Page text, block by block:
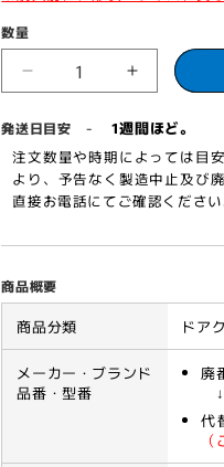
価
格
数量
カ
ナ・
ダ
イ
ハ
デ
ィ
ー
ゼ
ル
ニ
カ
ナ・
ダ
イ
ハ
ー
ゼ
発送日目安 - 1週間ほど。
注文数量や時期によっては目
より、予告なく製造中止及び
直接お電話にてご確認くださ
商品概要
商品分類 ドア
メーカー・ブランド
品番・型番
廃
↓
代